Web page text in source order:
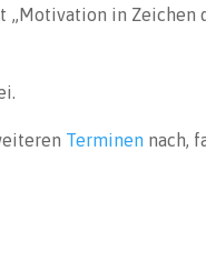
„Motivation in Zeichen
Terminen nach,